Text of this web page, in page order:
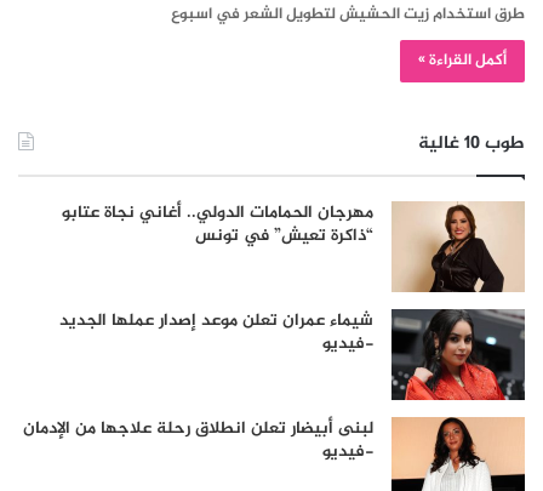
طرق استخدام زيت الحشيش لتطويل الشعر في اسبوع
أكمل القراءة »
طوب 10 غالية
مهرجان الحمامات الدولي.. أغاني نجاة عتابو
“ذاكرة تعيش” في تونس
شيماء عمران تعلن موعد إصدار عملها الجديد
-فيديو
لبنى أبيضار تعلن انطلاق رحلة علاجها من الإدمان
-فيديو